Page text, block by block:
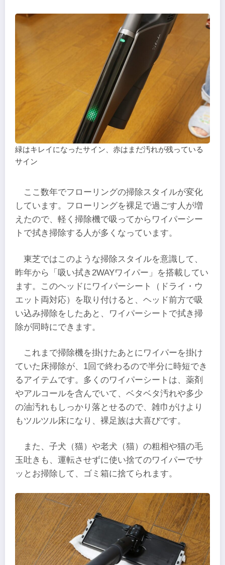
緑はキレイになったサイン、赤はまだ汚れが残っている
サイン
ここ数年でフローリングの掃除スタイルが変化
しています。フローリングを裸足で過ごす人が増
えたので、軽く掃除機で吸ってからワイパーシー
トで拭き掃除する人が多くなっています。
東芝ではこのような掃除スタイルを意識して、
昨年から「吸い拭き2WAYワイパー」を搭載してい
ます。このヘッドにワイパーシート（ドライ・ウ
エット両対応）を取り付けると、ヘッド前方で吸
い込み掃除をしたあと、ワイパーシートで拭き掃
除が同時にできます。
これまで掃除機を掛けたあとにワイパーを掛け
ていた床掃除が、1回で終わるので半分に時短でき
るアイテムです。多くのワイパーシートは、薬剤
やアルコールを含んでいて、ベタベタ汚れや多少
の油汚れもしっかり落とせるので、雑巾がけより
もツルツル床になり、裸足族は大喜びです。
また、子犬（猫）や老犬（猫）の粗相や猫の毛
玉吐きも、運転させずに使い捨てのワイパーでサ
ッとお掃除して、ゴミ箱に捨てられます。